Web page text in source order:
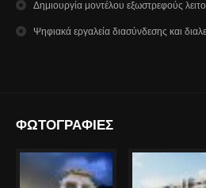
Δημιουργία μοντέλου εξωστρεφούς
Ψηφιακά εργαλεία διασύνδεσης και
ΦΩΤΟΓΡΑΦΙΕΣ